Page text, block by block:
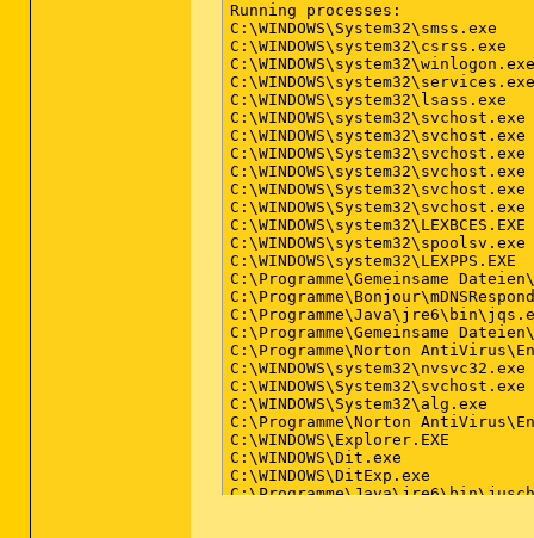
Running processes:
C:\WINDOWS\System32\smss.exe
C:\WINDOWS\system32\csrss.exe
C:\WINDOWS\system32\winlogon.exe
C:\WINDOWS\system32\services.exe
C:\WINDOWS\system32\lsass.exe
C:\WINDOWS\system32\svchost.exe
C:\WINDOWS\system32\svchost.exe
C:\WINDOWS\System32\svchost.exe
C:\WINDOWS\system32\svchost.exe
C:\WINDOWS\System32\svchost.exe
C:\WINDOWS\System32\svchost.exe
C:\WINDOWS\system32\LEXBCES.EXE
C:\WINDOWS\system32\spoolsv.exe
C:\WINDOWS\system32\LEXPPS.EXE
C:\Programme\Gemeinsame
C:\Programme\Gemeinsame
C:\Programme\Norton
C:\WINDOWS\system32\nvsvc32.exe
C:\WINDOWS\System32\svchost.exe
C:\WINDOWS\System32\alg.exe
C:\Programme\Norton
C:\WINDOWS\Explorer.EXE
C:\WINDOWS\Dit.exe
C:\WINDOWS\DitExp.exe